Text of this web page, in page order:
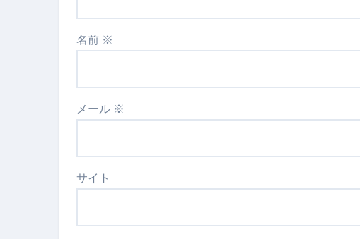
名前 ※
メール ※
サイト